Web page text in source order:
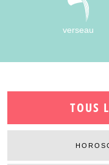
verseau
TOUS